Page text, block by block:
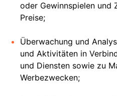
oder Gewinnspielen und
Preise;
Überwachung und
und Aktivitäten in
und Diensten sowie zu
Werbezwecken;